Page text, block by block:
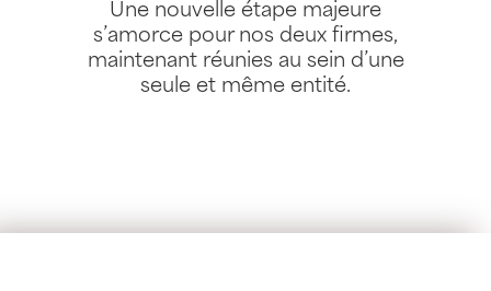
Une nouvelle étape majeure
s’amorce pour nos deux firmes,
maintenant réunies au sein d’une
seule et même entité.